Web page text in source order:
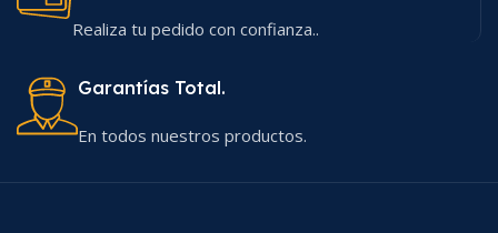
Realiza tu pedido con confianza..
Garantías Total.
En todos nuestros productos.